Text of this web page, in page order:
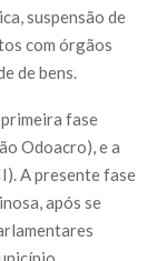
suspensão de
com órgãos
de bens.
fase
Odoacro), e a
A presente fase
após se